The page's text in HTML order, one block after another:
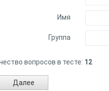
Имя
Группа
вопросов в тесте: 12